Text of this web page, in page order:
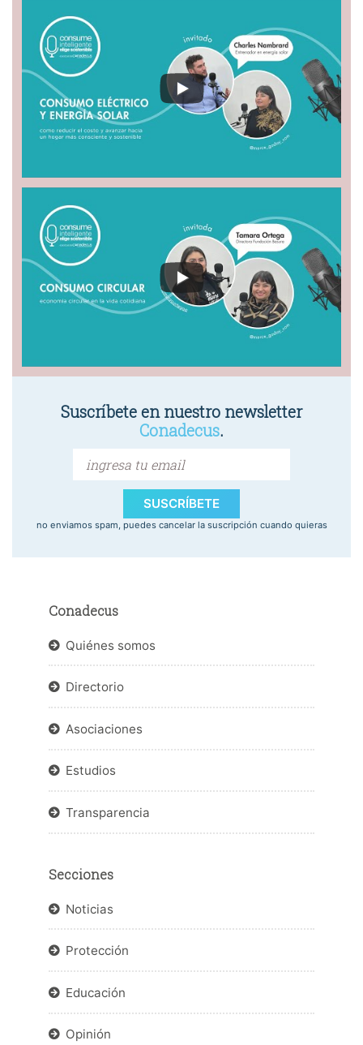
Suscríbete en nuestro newsletter
Conadecus.
SUSCRÍBETE
no enviamos spam, puedes cancelar la suscripción cuando quieras
Conadecus
Quiénes somos
Directorio
Asociaciones
Estudios
Transparencia
Secciones
Noticias
Protección
Educación
Opinión